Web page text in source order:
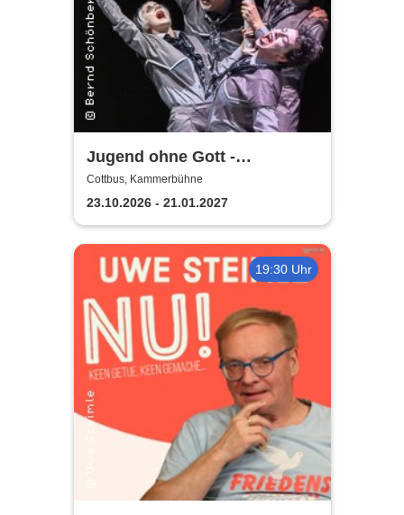
Jugend ohne Gott -
Staatstheater Cottbus
Cottbus, Kammerbühne
23.10.2026 - 21.01.2027
19:30 Uhr